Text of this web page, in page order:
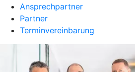
Ansprechpartner
Partner
Terminvereinbarung